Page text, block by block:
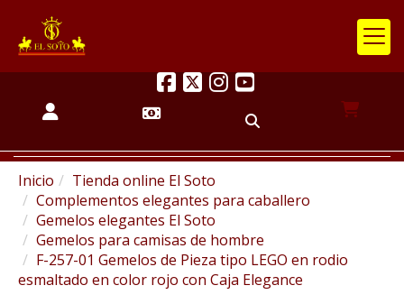
Inicio
Tienda online El Soto
Complementos elegantes para caballero
Gemelos elegantes El Soto
Gemelos para camisas de hombre
F-257-01 Gemelos de Pieza tipo LEGO en rodio
esmaltado en color rojo con Caja Elegance